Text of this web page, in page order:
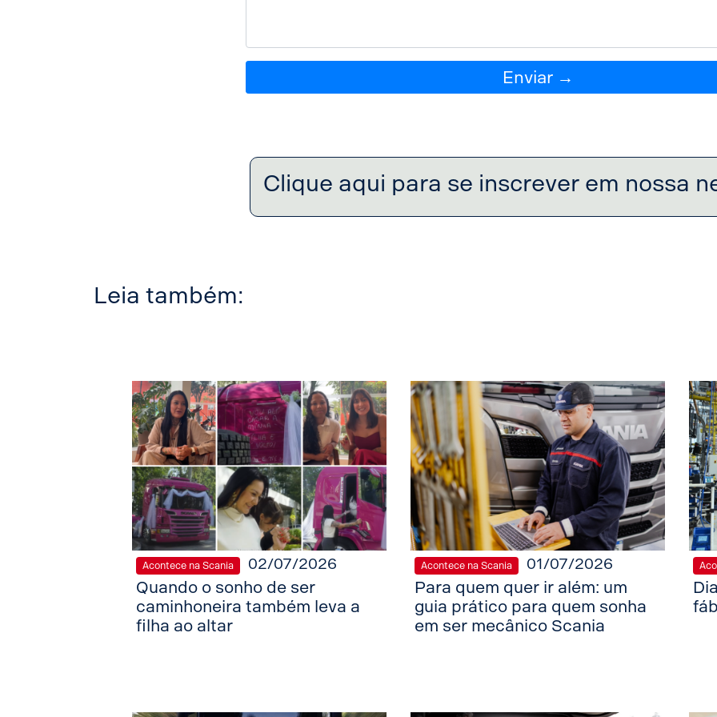
Enviar →
Clique aqui para se inscrever em nossa
Leia também:
Acontece na Scania 02/07/2026
Quando o sonho de ser
caminhoneira também leva a
filha ao altar
Acontece na Scania 01/07/2026
Para quem quer ir além: um
guia prático para quem sonha
em ser mecânico Scania